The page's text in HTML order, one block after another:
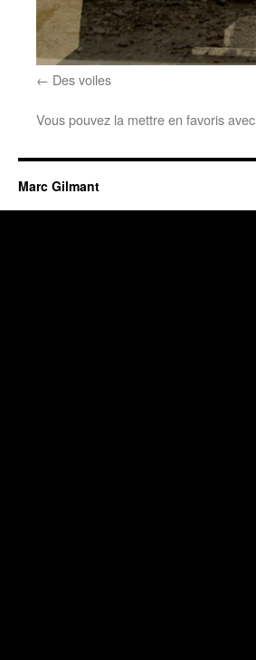
Des voiles
Vous pouvez la mettre en favoris avec
Marc Gilmant